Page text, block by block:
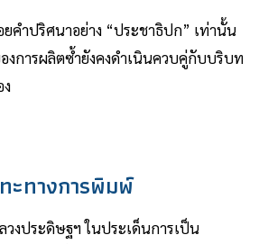
คำปริศนาอย่าง “ประชาธิปก” เท่านั้น
งการผลิตซ้ำยังคงดำเนินควบคู่กับบริบท
ง
ะทางการพิมพ์
งประดิษฐฯ ในประเด็นการเป็น